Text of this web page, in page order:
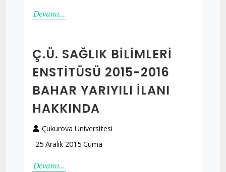
Devamı...
Ç.Ü. SAĞLIK BILIMLERI
ENSTITÜSÜ 2015-2016
BAHAR YARIYILI İLANI
HAKKINDA
Çukurova Üniversitesi
25 Aralık 2015 Cuma
Devamı...